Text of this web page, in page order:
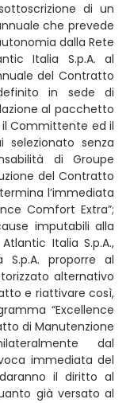
di un
che prevede
dalla Rete
Italia S.p.A. al
del Contratto
in sede di
al pacchetto
Committente ed il
selezionato senza
di Groupe
del Contratto
l’immediata
Comfort Extra”;
imputabili alla
Italia S.p.A.,
proporre al
alternativo
e riattivare così,
“Excellence
di Manutenzione
dal
immediata del
il diritto al
già versato al